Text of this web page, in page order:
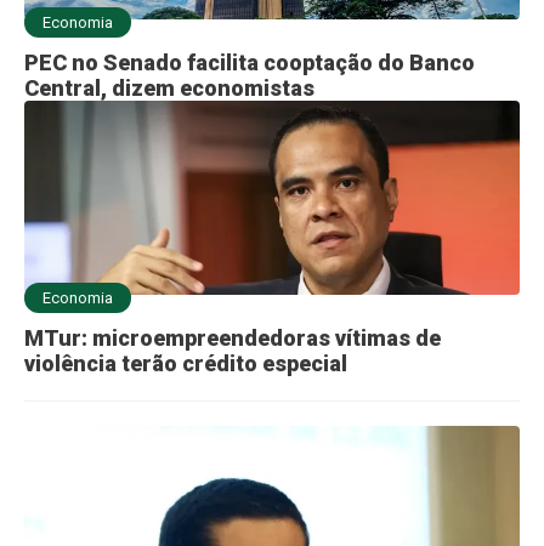
Economia
PEC no Senado facilita cooptação do Banco
Central, dizem economistas
Economia
MTur: microempreendedoras vítimas de
violência terão crédito especial